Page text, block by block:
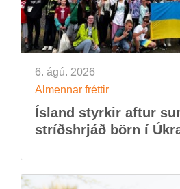
6. ágú. 2026
Al­menn­ar frétt­ir
Ís­land styrk­ir aft­ur
stríðs­hrjáð börn í